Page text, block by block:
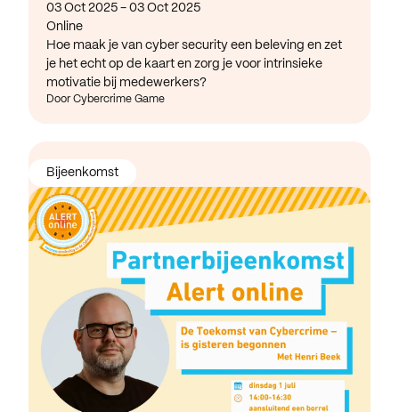
03 Oct 2025 - 03 Oct 2025
Online
Hoe maak je van cyber security een beleving en zet
je het echt op de kaart en zorg je voor intrinsieke
motivatie bij medewerkers?
Door Cybercrime Game
Bijeenkomst